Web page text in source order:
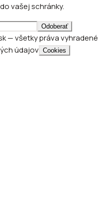
vašej schránky.
Odoberať
— všetky práva vyhradené
údajov Cookies